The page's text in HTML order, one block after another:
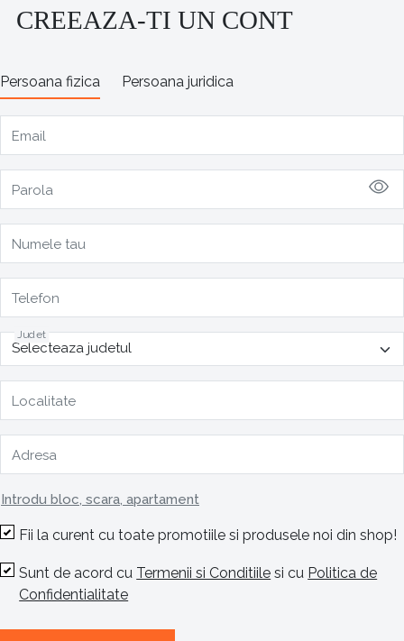
CREEAZA-TI UN CONT
Persoana fizica Persoana juridica
Email
Parola
Numele tau
Telefon
Judet
Localitate
Adresa
Introdu bloc, scara, apartament
Fii la curent cu toate promotiile si produsele noi din shop!
Sunt de acord cu Termenii si Conditiile si cu Politica de
Confidentialitate